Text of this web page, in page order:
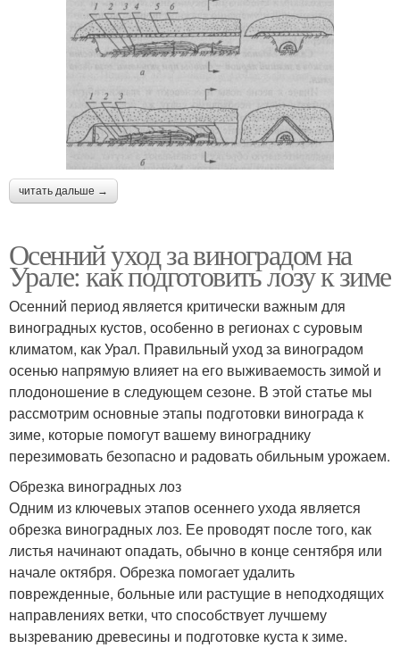
читать дальше →
Осенний уход за виноградом на
Урале: как подготовить лозу к зиме
Осенний период является критически важным для
виноградных кустов, особенно в регионах с суровым
климатом, как Урал. Правильный уход за виноградом
осенью напрямую влияет на его выживаемость зимой и
плодоношение в следующем сезоне. В этой статье мы
рассмотрим основные этапы подготовки винограда к
зиме, которые помогут вашему винограднику
перезимовать безопасно и радовать обильным урожаем.
Обрезка виноградных лоз
Одним из ключевых этапов осеннего ухода является
обрезка виноградных лоз. Ее проводят после того, как
листья начинают опадать, обычно в конце сентября или
начале октября. Обрезка помогает удалить
поврежденные, больные или растущие в неподходящих
направлениях ветки, что способствует лучшему
вызреванию древесины и подготовке куста к зиме.